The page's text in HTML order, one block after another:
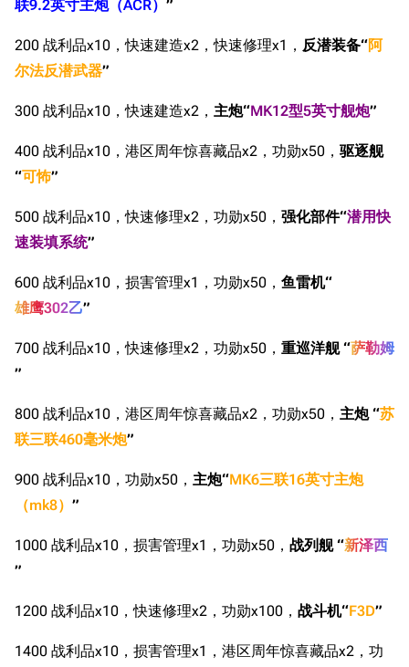
联9.2英寸主炮（ACR） ”
200 战利品x10，快速建造x2，快速修理x1， 反潜装备“阿
尔法反潜武器”
300 战利品x10，快速建造x2， 主炮“MK12型5英寸舰炮”
400 战利品x10，港区周年惊喜藏品x2，功勋x50， 驱逐舰
“可怖”
500 战利品x10，快速修理x2，功勋x50， 强化部件“潜用快
速装填系统”
600 战利品x10，损害管理x1，功勋x50， 鱼雷机“
雄鹰302乙”
700 战利品x10，快速修理x2，功勋x50， 重巡洋舰 “萨勒姆
”
800 战利品x10，港区周年惊喜藏品x2，功勋x50， 主炮 “苏
联三联460毫米炮”
900 战利品x10，功勋x50， 主炮“MK6三联16英寸主炮
（mk8） ”
1000 战利品x10，损害管理x1，功勋x50， 战列舰 “新泽西
”
1200 战利品x10，快速修理x2，功勋x100， 战斗机“F3D”
1400 战利品x10，损害管理x1，港区周年惊喜藏品x2，功